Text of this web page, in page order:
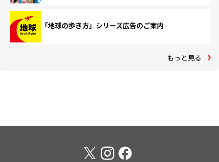
「地球の歩き方」シリーズ広告のご案内
もっと見る